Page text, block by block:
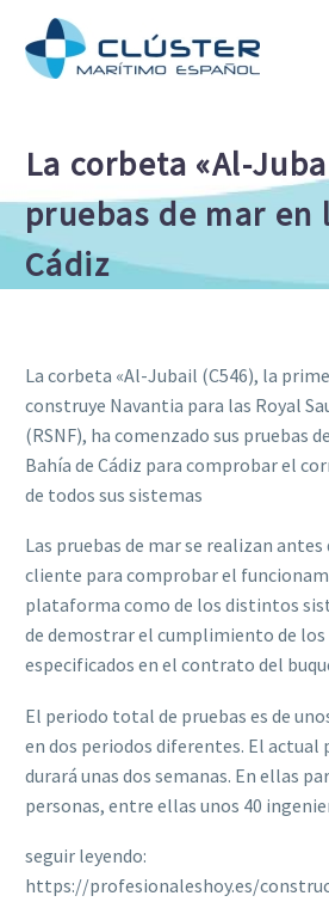
La corbeta «Al-
pruebas de mar en
Cádiz
La corbeta «Al-Jubail (C546), la
construye Navantia para las Royal
(RSNF), ha comenzado sus pruebas
Bahía de Cádiz para comprobar el
de todos sus sistemas
Las pruebas de mar se realizan
cliente para comprobar el
plataforma como de los distintos
de demostrar el cumplimiento de
especificados en el contrato del
El periodo total de pruebas es de
en dos periodos diferentes. El actual
durará unas dos semanas. En ellas
personas, entre ellas unos 40
seguir leyendo:
https://profesionaleshoy.es/